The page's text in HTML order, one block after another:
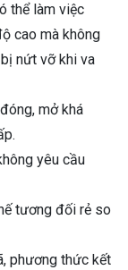
thể làm việc
cao mà không
nứt vỡ khi va
mở khá
yêu cầu
tương đối rẻ so
phương thức kết